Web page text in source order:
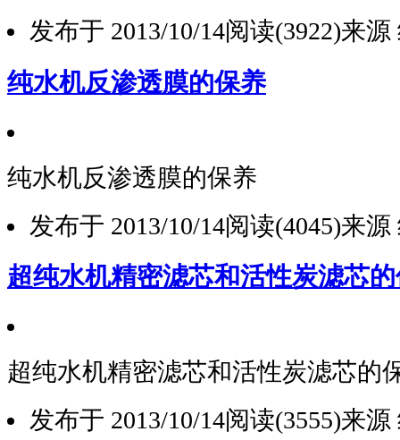
发布于 2013/10/14阅读(3922)来源
纯水机反渗透膜的保养
纯水机反渗透膜的保养
发布于 2013/10/14阅读(4045)来源
超纯水机精密滤芯和活性炭滤芯
超纯水机精密滤芯和活性炭滤芯的
发布于 2013/10/14阅读(3555)来源